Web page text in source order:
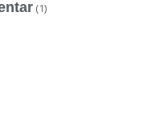
(1)